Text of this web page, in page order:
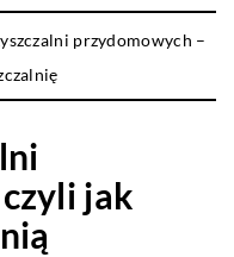
przydomowych –
jak